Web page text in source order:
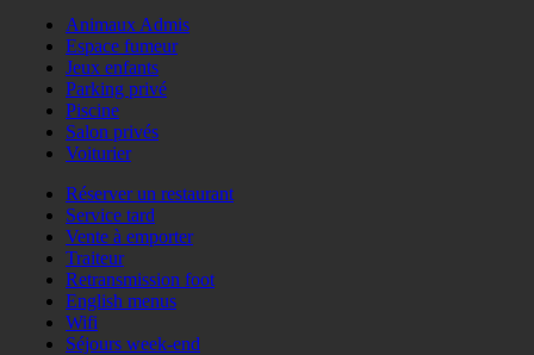
Animaux Admis
Espace fumeur
Jeux enfants
Parking privé
Piscine
Salon privés
Voiturier
Réserver un restaurant
Service tard
Vente à emporter
Traiteur
Retransmission foot
English menus
Wifi
Séjours week-end